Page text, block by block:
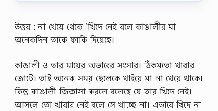
হা
স
উত্তর : না খেয়ে থেকে ‘খিদে নেই বলে কাঙালীর মা
অনেকদিন তাকে ফাকি দিয়েছে।
কাঙালী ও তার মায়ের অভাবের সংসার। ঠিকমতাে খাবার
জোটে। তাই অনেক সময় ছেলেকে খাইয়ে মা না খেয়ে থাকে।
কিন্তু কাঙালী জিজ্ঞাসা করলে বলেছে যে তার খিদে নেই।
আসলে তাে খাবার নেই বলে সে খাচ্ছে না। এভাবে খিদে না